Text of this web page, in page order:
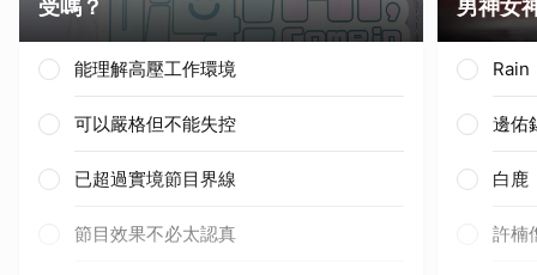
受嗎？
能理解高壓工作環境
可以嚴格但不能失控
已超過實境節目界線
節目效果不必太認真
男神女
Rain
邊佑
白鹿
許楠